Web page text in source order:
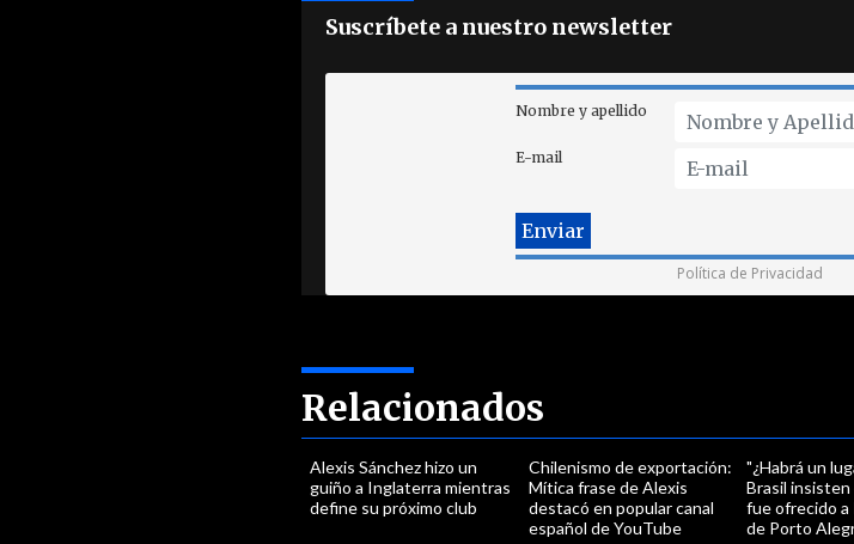
Suscríbete a nuestro newsletter
Nombre y apellido
E-mail
Política de Privacidad
Relacionados
Alexis Sánchez hizo un
guiño a Inglaterra mientras
define su próximo club
Chilenismo de exportación:
Mítica frase de Alexis
destacó en popular canal
español de YouTube
"¿Habrá un
Brasil
fue ofrecido
de Porto